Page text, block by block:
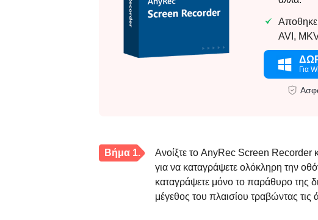
AVI,
Για
Βήμα 1.
Ανοίξτε το AnyRec Screen Recorder
για να καταγράψετε ολόκληρη την
καταγράψετε μόνο το παράθυρο της
μέγεθος του πλαισίου τραβώντας τις